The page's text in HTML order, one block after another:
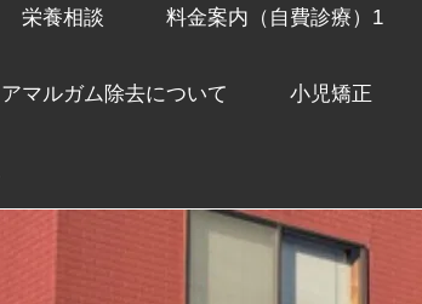
栄養相談 料金案内（自費診療）1
アマルガム除去について 小児矯正